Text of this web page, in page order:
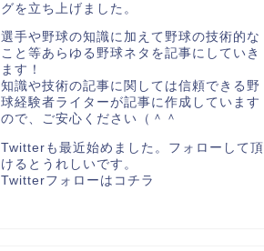
グを立ち上げました。
選手や野球の知識に加えて野球の技術的な
こと等あらゆる野球ネタを記事にしていき
ます！
知識や技術の記事に関しては信頼できる野
球経験者ライターが記事に作成しています
ので、ご安心ください（＾＾
Twitterも最近始めました。フォローして頂
けるとうれしいです。
Twitterフォローは コチラ